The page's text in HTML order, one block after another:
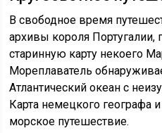
В свободное время
архивы короля
старинную карту некоего
Мореплаватель
Атлантический океан с
Карта немецкого географа
морское путешествие.